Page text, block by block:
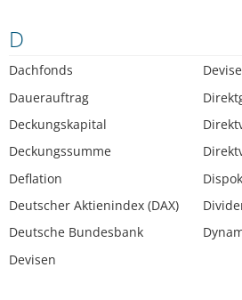
D
Dachfonds
Dauerauftrag
Deckungskapital
Deckungssumme
Deflation
Deutscher Aktienindex (DAX)
Deutsche Bundesbank
Devisen